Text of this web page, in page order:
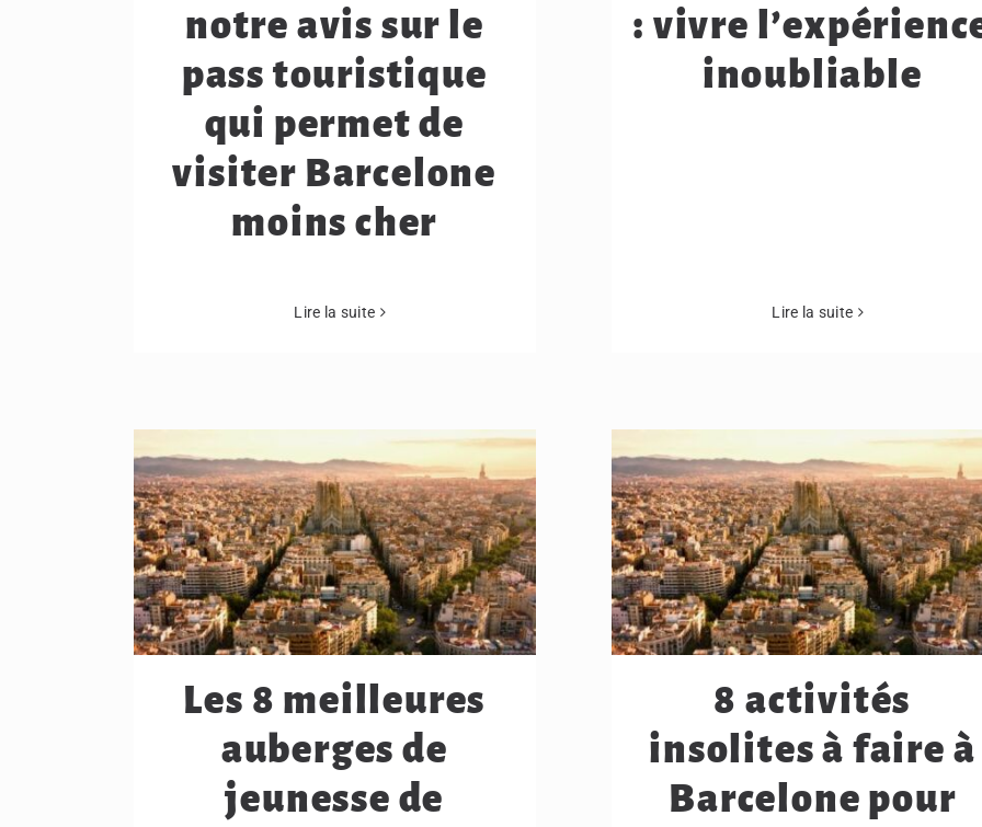
notre avis sur le
pass touristique
qui permet de
visiter Barcelone
moins cher
Lire la suite
: vivre
inoubliable
Lire la suite
Les 8 meilleures
auberges de
jeunesse de
8 activités
insolites à faire à
Barcelone pour